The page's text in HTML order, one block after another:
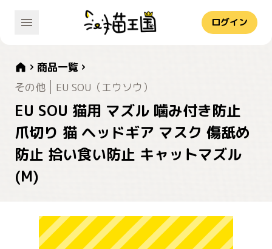
ログイン
商品一覧
その他
EU SOU（エウソウ）
EU SOU 猫用 マズル 噛み付き防止
爪切り 猫 ヘッドギア マスク 傷舐め
防止 拾い食い防止 キャットマズル
(M)